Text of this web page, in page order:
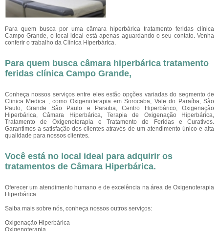
Para quem busca por uma câmara hiperbárica tratamento feridas clínica
Campo Grande, o local ideal está apenas aguardando o seu contato. Venha
conferir o trabalho da Clínica Hiperbárica.
Para quem busca câmara hiperbárica tratamento
feridas clínica Campo Grande,
Conheça nossos serviços entre eles estão opções variadas do segmento de
Clinica Medica , como Oxigenoterapia em Sorocaba, Vale do Paraíba, São
Paulo, Grande São Paulo e Paraiba, Centro Hiperbárico, Oxigenação
Hiperbárica, Câmara Hiperbárica, Terapia de Oxigenação Hiperbárica,
Tratamento de Oxigenoterapia e Tratamento de Feridas e Curativos.
Garantimos a satisfação dos clientes através de um atendimento único e alta
qualidade para nossos clientes.
Você está no local ideal para adquirir os
tratamentos de Câmara Hiperbárica.
Oferecer um atendimento humano e de excelência na área de Oxigenoterapia
Hiperbárica.
Saiba mais sobre nós, conheça nossos outros serviços:
Oxigenação Hiperbárica
Oxigenoterapia